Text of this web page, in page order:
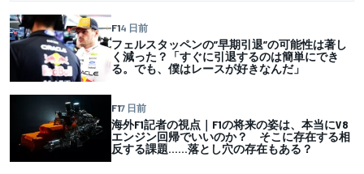
F14 日前
フェルスタッペンの”早期引退”の可能性は著し
く減った？「すぐに引退するのは簡単にでき
る。でも、僕はレースが好きなんだ」
F17 日前
海外F1記者の視点｜F1の将来の姿は、本当にV8
エンジン回帰でいいのか？ そこに存在する相
反する課題……落とし穴の存在もある？